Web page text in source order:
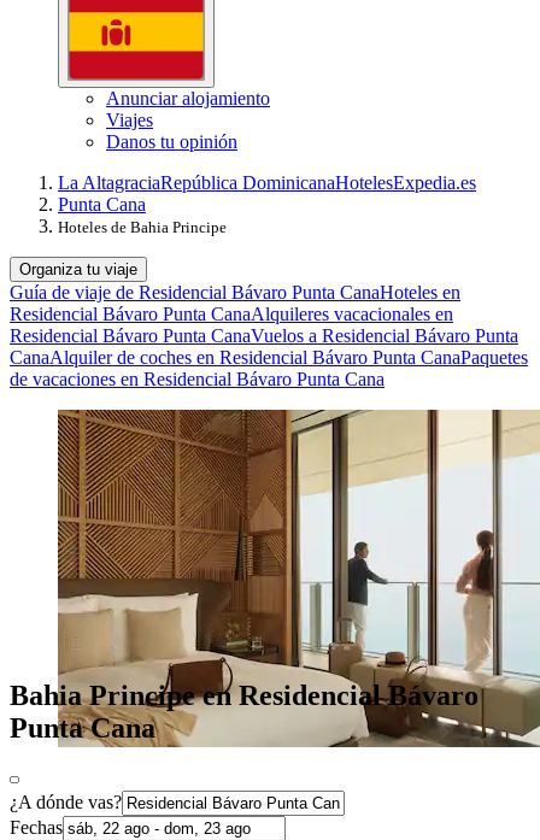
Anunciar alojamiento
Viajes
Danos tu opinión
La AltagraciaRepública DominicanaHotelesExpedia.es
Punta Cana
Hoteles de Bahia Principe
Organiza tu viaje
Guía de viaje de Residencial Bávaro Punta CanaHoteles en
Residencial Bávaro Punta CanaAlquileres vacacionales en
Residencial Bávaro Punta CanaVuelos a Residencial Bávaro Punta
CanaAlquiler de coches en Residencial Bávaro Punta CanaPaquetes
de vacaciones en Residencial Bávaro Punta Cana
Bahia Principe en Residencial Bávaro
Punta Cana
¿A dónde vas?
Fechas